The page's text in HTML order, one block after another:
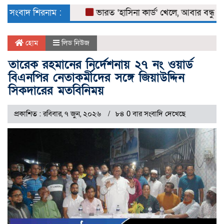
সংবাদ শিরনাম :
ভারত ‘হাসিনা কার্ড’ খেলে, আবার বন্ধুত্বও
হোম লিড নিউজ
তারেক রহমানের নির্দেশনায় ২৭ নং ওয়ার্ড
বিএনপির নেতাকর্মীদের সঙ্গে জিয়াউদ্দিন
সিকদারের মতবিনিময়
প্রকাশিত : রবিবার, ৭ জুন, ২০২৬ ৮৪ 0 বার সংবাদি দেখেছে